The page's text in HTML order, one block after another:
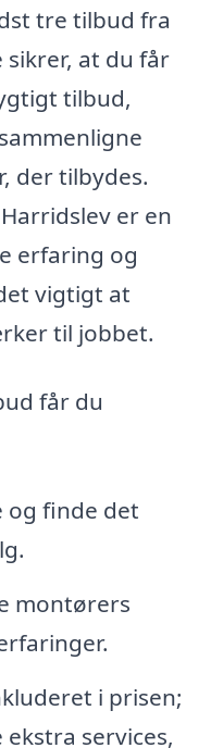
tre tilbud fra
at du får
tilbud,
der tilbydes.
er en
erfaring og
vigtigt at
til jobbet.
får du
og finde det
montørers
i prisen;
services,